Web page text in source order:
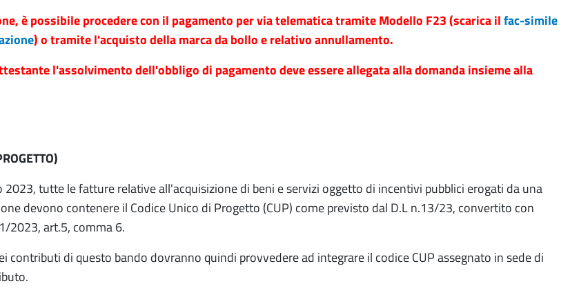
è possibile procedere con il pagamento per via telematica tramite Modello F23 (scarica ilfac-simile
) o tramite l'acquisto della marca da bollo e relativo annullamento.
l'assolvimento dell'obbligo di pagamento deve essere allegata alla domanda insieme alla
2023, tutte le fatture relative all'acquisizione di beni e servizi oggetto di incentivi pubblici erogati da una
devono contenere il Codice Unico di Progetto (CUP) come previsto dal D.L n.13/23, convertito con
2023, art.5, comma 6.
contributi di questo bando dovranno quindi provvedere ad integrare il codice CUP assegnato in sede di